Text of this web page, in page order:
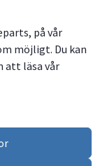
på vår
möjligt. Du kan
att läsa vår